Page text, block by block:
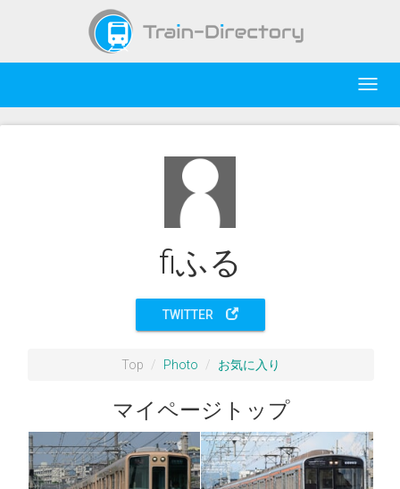
fiふる
TWITTER
Top Photo お気に入り
マイページトップ